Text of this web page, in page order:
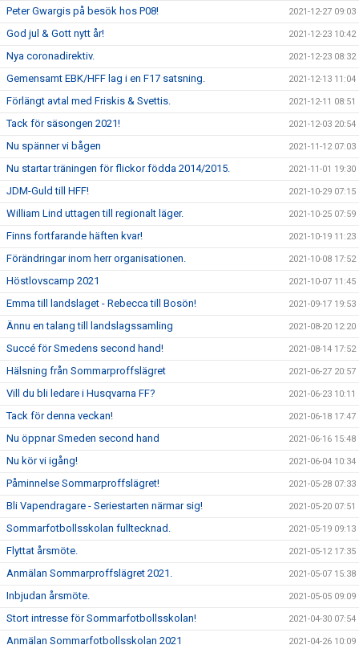
Peter Gwargis på besök hos P08! 2021-12-27 09:03
God jul & Gott nytt år! 2021-12-23 10:42
Nya coronadirektiv. 2021-12-23 08:32
Gemensamt EBK/HFF lag i en F17 satsning. 2021-12-13 11:04
Förlängt avtal med Friskis & Svettis. 2021-12-11 08:51
Tack för säsongen 2021! 2021-12-03 20:54
Nu spänner vi bågen 2021-11-12 07:03
Nu startar träningen för flickor födda 2014/2015. 2021-11-01 19:30
JDM-Guld till HFF! 2021-10-29 07:15
William Lind uttagen till regionalt läger. 2021-10-25 07:59
Finns fortfarande häften kvar! 2021-10-19 11:23
Förändringar inom herr organisationen. 2021-10-08 17:52
Höstlovscamp 2021 2021-10-07 11:45
Emma till landslaget - Rebecca till Bosön! 2021-09-17 19:53
Ännu en talang till landslagssamling 2021-08-20 12:20
Succé för Smedens second hand! 2021-08-14 17:52
Hälsning från Sommarproffslägret 2021-06-27 20:57
Vill du bli ledare i Husqvarna FF? 2021-06-23 10:11
Tack för denna veckan! 2021-06-18 17:47
Nu öppnar Smeden second hand 2021-06-16 15:48
Nu kör vi igång! 2021-06-04 10:34
Påminnelse Sommarproffslägret! 2021-05-28 07:33
Bli Vapendragare - Seriestarten närmar sig! 2021-05-20 07:51
Sommarfotbollsskolan fulltecknad. 2021-05-19 09:13
Flyttat årsmöte. 2021-05-12 17:35
Anmälan Sommarproffslägret 2021. 2021-05-07 15:38
Inbjudan årsmöte. 2021-05-05 09:09
Stort intresse för Sommarfotbollsskolan! 2021-04-30 07:54
Anmälan Sommarfotbollsskolan 2021 2021-04-26 10:09